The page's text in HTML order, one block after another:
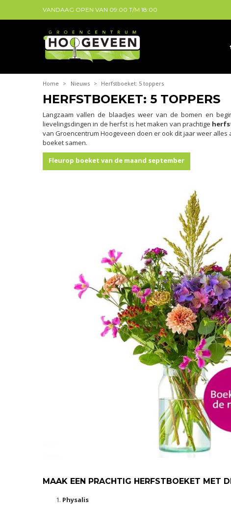
Home > Nieuws > Herfstboeket: 5 toppers
VANDAAG OPEN VAN 09:00 T/M 18:00
HERFSTBOEKET: 5 TOPPERS
Langzaam vallen de blaadjes weer van de bomen en
lievelingsdingen in de herfst is het maken van prachtige
van Groencentrum Hoogeveen doen er ook dit jaar weer
boeket samen.
Fleurop boeket van de maand september
MAAK EEN PRACHTIG HERFSTBOEKET MET
Physalis